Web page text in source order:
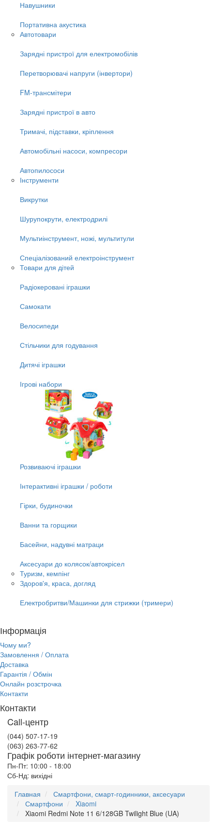
Навушники
Портативна акустика
Автотовари
Зарядні пристрої для електромобілів
Перетворювачі напруги (інвертори)
FM-трансмітери
Зарядні пристрої в авто
Тримачі, підставки, кріплення
Автомобільні насоси, компресори
Автопилососи
Інструменти
Викрутки
Шурупокрути, електродрилі
Мультиінструмент, ножі, мультитули
Спеціалізований електроінструмент
Товари для дітей
Радіокеровані іграшки
Самокати
Велосипеди
Стільчики для годування
Дитячі іграшки
Ігрові набори
Розвиваючі іграшки
Інтерактивні іграшки / роботи
Гірки, будиночки
Ванни та горщики
Басейни, надувні матраци
Аксесуари до колясок/автокрісел
Туризм, кемпінг
Здоров'я, краса, догляд
Електробритви/Машинки для стрижки (тримери)
Інформація
Чому ми?
Замовлення / Оплата
Доставка
Гарантія / Обмін
Онлайн розстрочка
Контакти
Контакти
Call-центр
(044) 507-17-19
(063) 263-77-62
Графік роботи інтернет-магазину
Пн-Пт: 10:00 - 18:00
Сб-Нд: вихідні
Главная
Смартфони, смарт-годинники, аксесуари
Смартфони
Xiaomi
Xiaomi Redmi Note 11 6/128GB Twilight Blue (UA)